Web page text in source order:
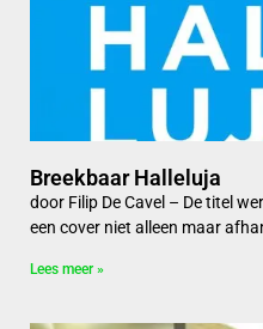
Breekbaar Halleluja
door Filip De Cavel – De titel
een cover niet alleen maar
Lees meer »